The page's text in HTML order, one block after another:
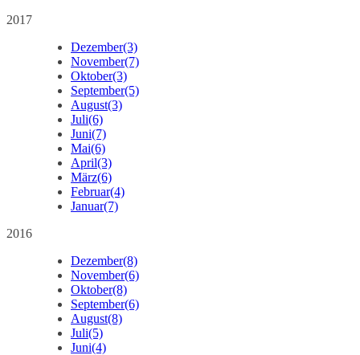
2017
Dezember(3)
November(7)
Oktober(3)
September(5)
August(3)
Juli(6)
Juni(7)
Mai(6)
April(3)
März(6)
Februar(4)
Januar(7)
2016
Dezember(8)
November(6)
Oktober(8)
September(6)
August(8)
Juli(5)
Juni(4)